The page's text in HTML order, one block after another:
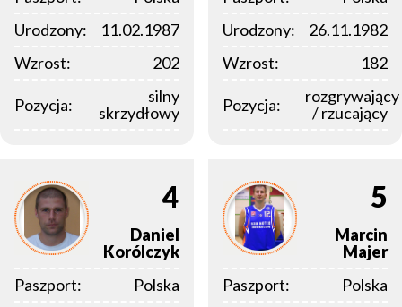
Urodzony:
11.02.1987
Wzrost:
202
Pozycja:
silny
skrzydłowy
Urodzony:
26.11.1982
Wzrost:
182
Pozycja:
rozgrywający
/ rzucający
4
Daniel
Korólczyk
Paszport:
Polska
5
Marcin
Majer
Paszport:
Polska